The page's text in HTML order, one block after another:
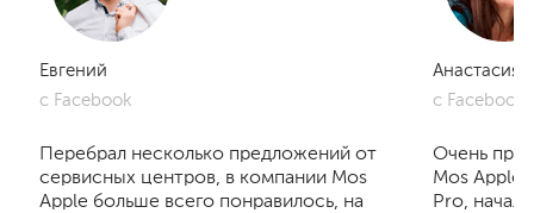
Евгений
с Facebook
Перебрал несколько предложений от
сервисных центров, в компании Mos
Apple больше всего понравилось, на
Анастасия
с Facebook
Очень
Mos
Pro, начал